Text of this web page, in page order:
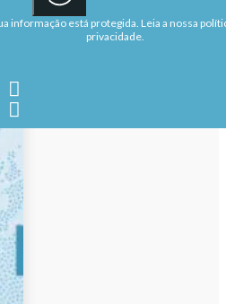
informação está protegida. Leia a nossa
privacidade.